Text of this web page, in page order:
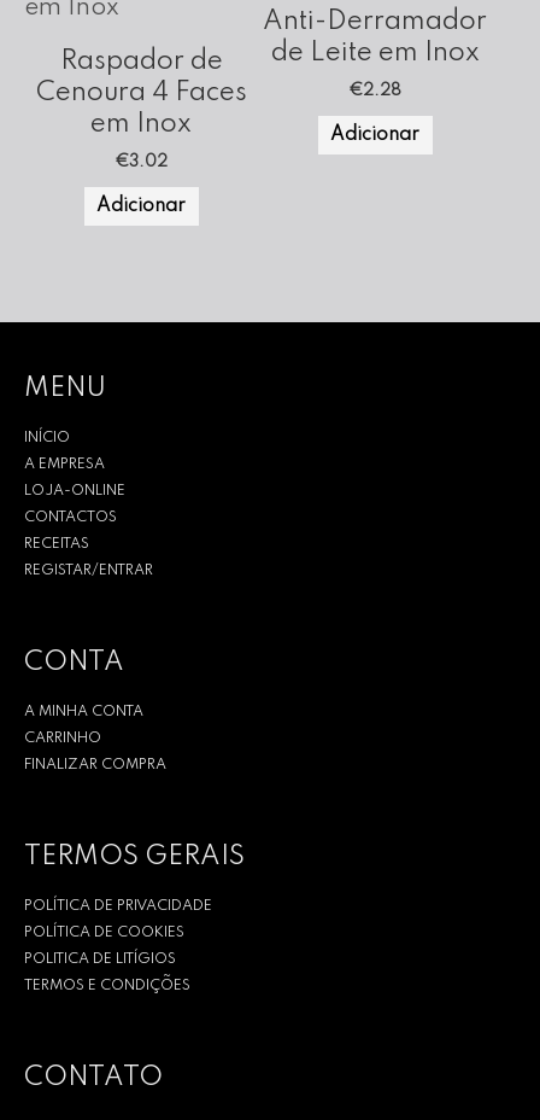
Raspador de
Cenoura 4 Faces
em Inox
€3.02
Adicionar
Anti-Derramador
de Leite em Inox
€2.28
Adicionar
MENU
INÍCIO
A EMPRESA
LOJA-ONLINE
CONTACTOS
RECEITAS
REGISTAR/ENTRAR
CONTA
A MINHA CONTA
CARRINHO
FINALIZAR COMPRA
TERMOS GERAIS
POLÍTICA DE PRIVACIDADE
POLÍTICA DE COOKIES
POLITICA DE LITÍGIOS
TERMOS E CONDIÇÕES
CONTATO